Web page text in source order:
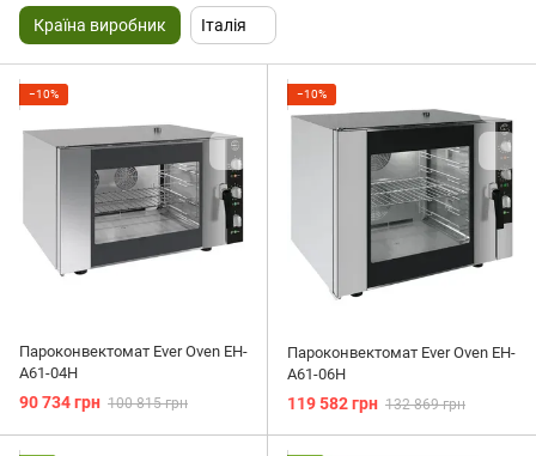
Країна виробник Італія
−10%
Пароконвектомат Ever Oven EH-
A61-04H
90 734 грн 100 815 грн
−10%
Пароконвектомат Ever Oven EH-
A61-06H
119 582 грн 132 869 грн